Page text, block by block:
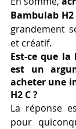
Bambulab H2
grandement
et créatif.
Est-ce que
est un
acheter une
H2 C ?
La réponse
pour